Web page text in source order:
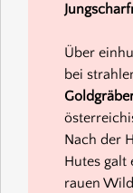
Über
bei
Nach der
Hutes galt
rauen